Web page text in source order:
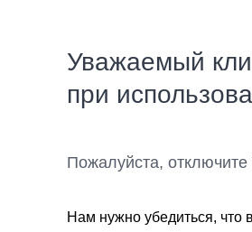
Уважаемый
при
Пожалуйста,
Нам нужно убедиться, что